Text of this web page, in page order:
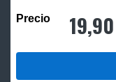
19,90